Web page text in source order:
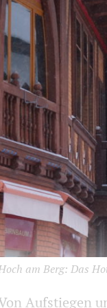
am Berg: Das
Aufstiegen